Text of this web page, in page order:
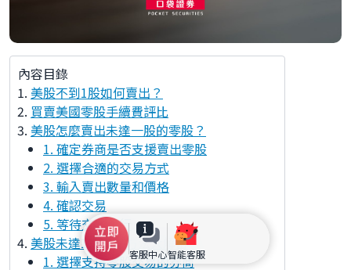
客服中心智能客服
內容目錄
美股不到1股如何賣出？
買賣美國零股手續費評比
美股怎麼賣出未達一股的零股？
1. 確定券商是否支援賣出零股
2. 選擇合適的交易方式
3. 輸入賣出數量和價格
4. 確認交易
5. 等待交易執行
美股未達1股賣出方法大解密
1. 選擇支持零股交易的券商